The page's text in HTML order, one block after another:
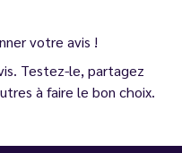
votre avis !
Testez-le, partagez
à faire le bon choix.